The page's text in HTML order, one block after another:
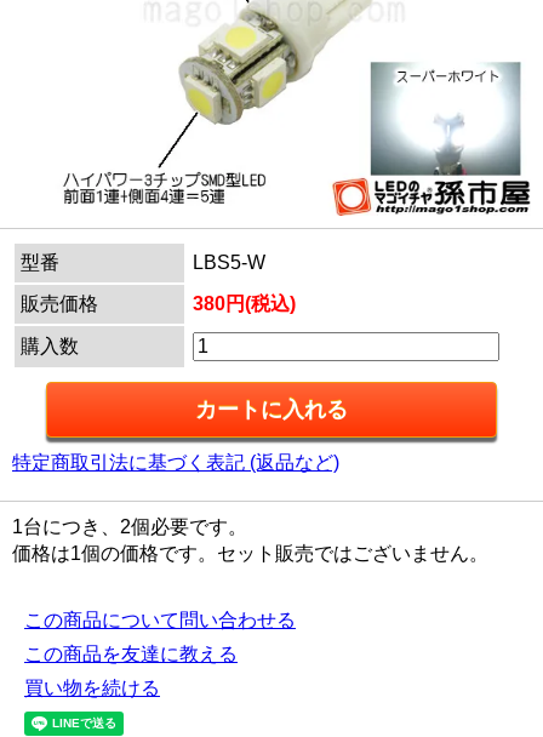
型番
LBS5-W
販売価格
380円(税込)
購入数
特定商取引法に基づく表記 (返品など)
1台につき、2個必要です。
価格は1個の価格です。セット販売ではございません。
この商品について問い合わせる
この商品を友達に教える
買い物を続ける